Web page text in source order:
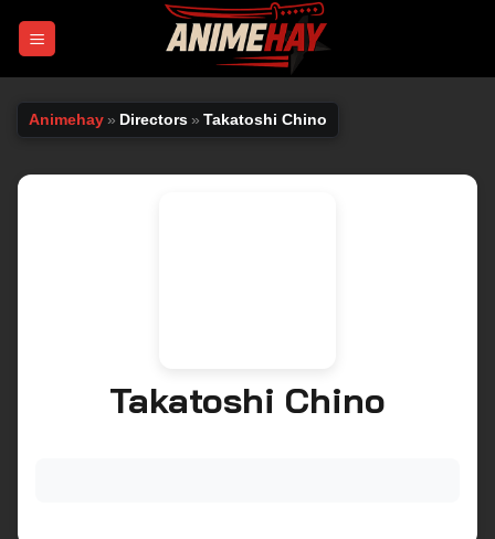
Animehay » Directors » Takatoshi Chino
Takatoshi Chino